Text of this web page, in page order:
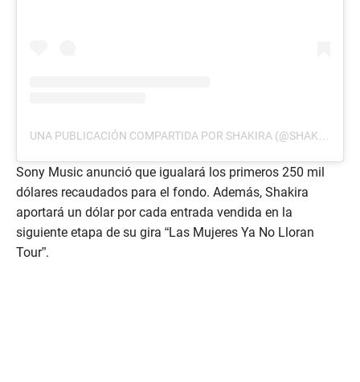
Sony Music anunció que igualará los primeros 250 mil
dólares recaudados para el fondo. Además, Shakira
aportará un dólar por cada entrada vendida en la
siguiente etapa de su gira “Las Mujeres Ya No Lloran
Tour”.